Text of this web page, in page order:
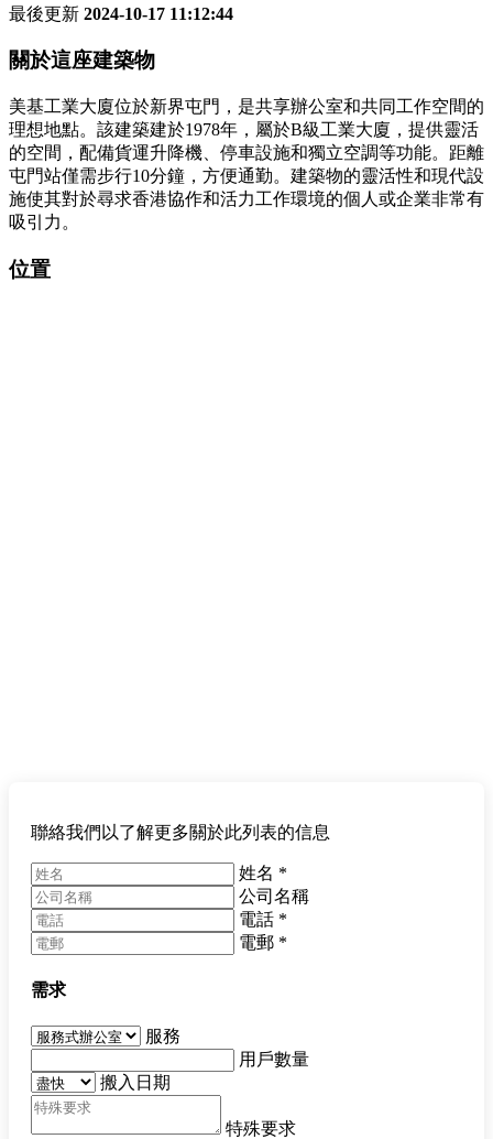
最後更新 2024-10-17 11:12:44
關於這座建築物
美基工業大廈位於新界屯門，是共享辦公室和共同工作空間的
理想地點。該建築建於1978年，屬於B級工業大廈，提供靈活
的空間，配備貨運升降機、停車設施和獨立空調等功能。距離
屯門站僅需步行10分鐘，方便通勤。建築物的靈活性和現代設
施使其對於尋求香港協作和活力工作環境的個人或企業非常有
吸引力。
位置
聯絡我們以了解更多關於此列表的信息
姓名 *
公司名稱
電話 *
電郵 *
需求
服務
用戶數量
搬入日期
特殊要求